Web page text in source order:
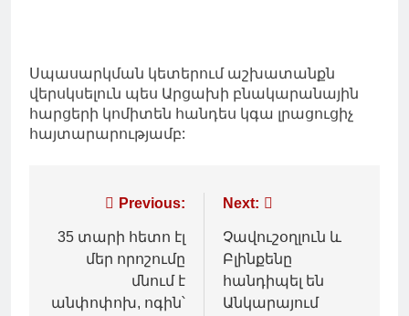
Սպասարկման կետերում աշխատանքն
վերսկսելուն պես Արցախի բնակարանային
հարցերի կոմիտեն հանդես կգա լրացուցիչ
հայտարարությամբ:
Գրառումների
նավարկումը
Previous:
35 տարի հետո էլ
մեր որոշումը
մնում է
անփոփոխ, ոգին՝
Next:
Չավուշօղլուն և
Բլինքենը
հանդիպել են
Անկարայում